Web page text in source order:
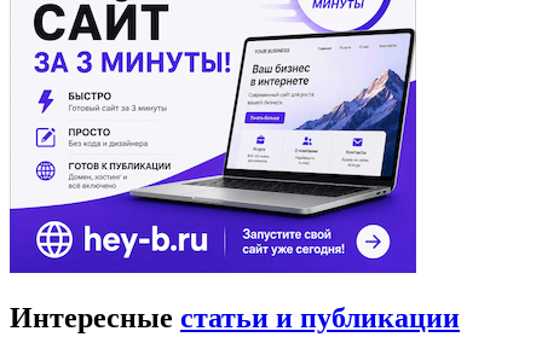
Интересные статьи и публикации